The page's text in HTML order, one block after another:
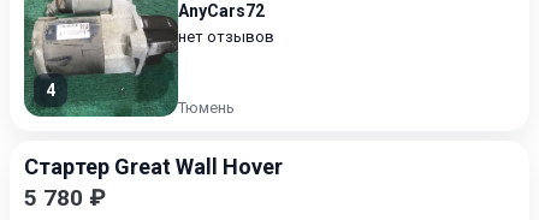
4
AnyCars72
нет отзывов
Тюмень
Стартер Great Wall Hover
5 780 ₽